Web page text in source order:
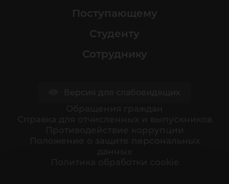
Поступающему
Студенту
Сотруднику